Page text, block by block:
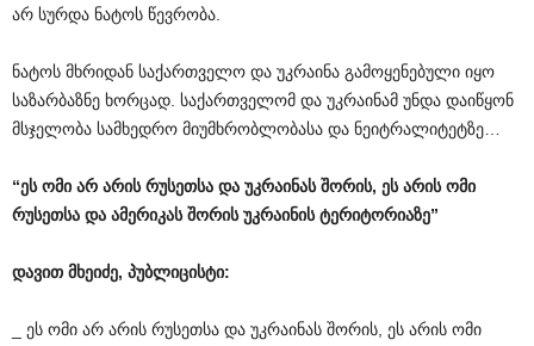
არ სურდა ნატოს წევრობა.
ნატოს მხრიდან საქართველო და უკრაინა გამოყენებული იყო
საზარბაზნე ხორცად. საქართველომ და უკრაინამ უნდა დაიწყონ
მსჯელობა სამხედრო მიუმხრობლობასა და ნეიტრალიტეტზე…
“ეს ომი არ არის რუსეთსა და უკრაინას შორის, ეს არის ომი
რუსეთსა და ამერიკას შორის უკრაინის ტერიტორიაზე”
დავით მხეიძე, პუბლიცისტი:
_ ეს ომი არ არის რუსეთსა და უკრაინას შორის, ეს არის ომი